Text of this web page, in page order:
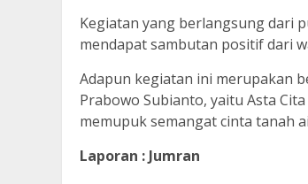
Kegiatan yang berlangsung dari
mendapat sambutan positif dari
Adapun kegiatan ini merupakan
Prabowo Subianto, yaitu Asta
memupuk semangat cinta tanah
Laporan : Jumran